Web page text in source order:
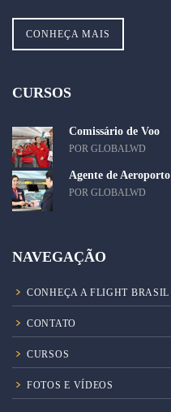
CONHEÇA MAIS
CURSOS
Comissário de Voo
POR GLOBALWD
Agente de Aeroporto
POR GLOBALWD
NAVEGAÇÃO
CONHEÇA A FLIGHT BRASIL
CONTATO
CURSOS
FOTOS E VÍDEOS